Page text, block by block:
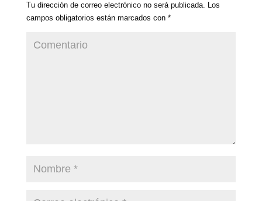
Tu dirección de correo electrónico no será publicada. Los
campos obligatorios están marcados con *